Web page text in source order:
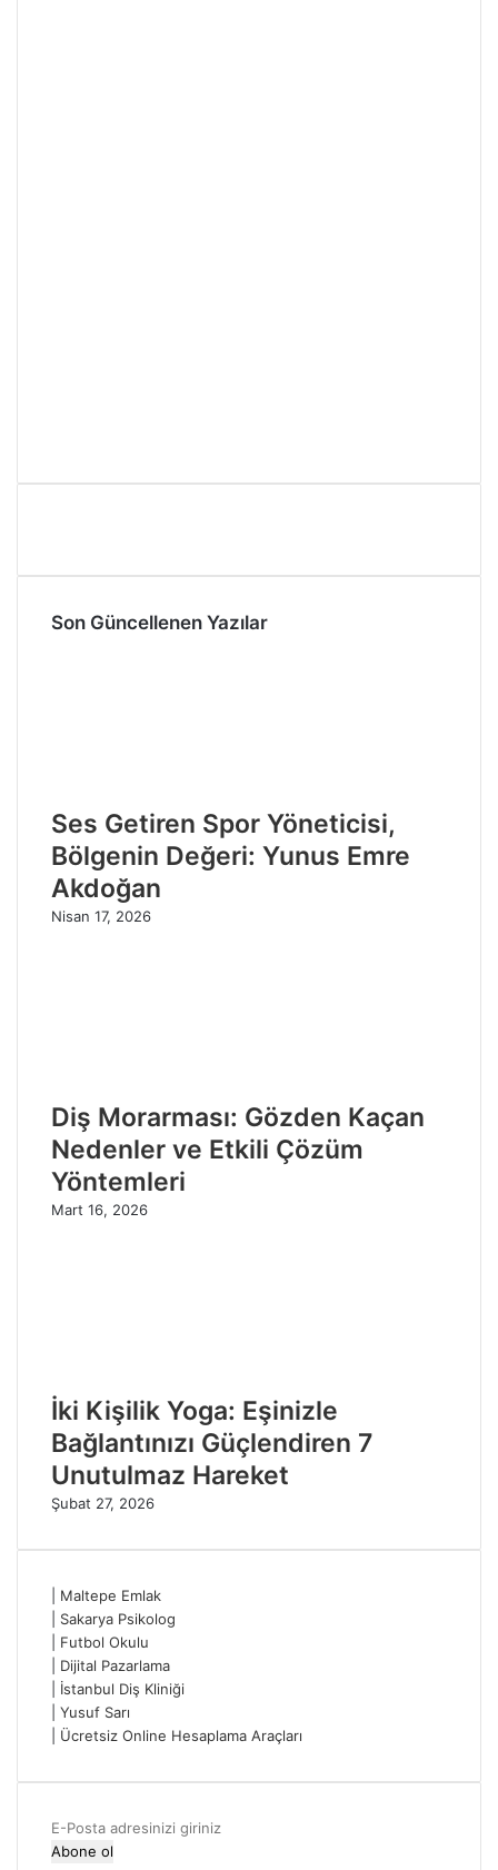
Son Güncellenen Yazılar
Ses Getiren Spor Yöneticisi,
Bölgenin Değeri: Yunus Emre
Akdoğan
Nisan 17, 2026
Diş Morarması: Gözden Kaçan
Nedenler ve Etkili Çözüm
Yöntemleri
Mart 16, 2026
İki Kişilik Yoga: Eşinizle
Bağlantınızı Güçlendiren 7
Unutulmaz Hareket
Şubat 27, 2026
Maltepe Emlak
Sakarya Psikolog
Futbol Okulu
Dijital Pazarlama
İstanbul Diş Kliniği
Yusuf Sarı
Ücretsiz Online Hesaplama Araçları
E-
Posta